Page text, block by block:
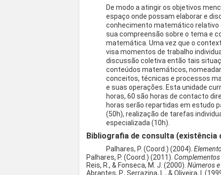
De modo a atingir os objetivos
espaço onde possam elaborar e
conhecimento matemático relativo
sua compreensão sobre o tema e
matemática. Uma vez que o
visa momentos de trabalho
discussão coletiva então tais
conteúdos matemáticos,
conceitos, técnicas e processos
e suas operações. Esta unidade
horas, 60 são horas de contacto
horas serão repartidas em estudo
(50h), realização de tarefas
especializada (10h).
Bibliografia de consulta
Palhares, P. (Coord.) (2004).
Palhares, P. (Coord.) (2011).
Reis, R., & Fonseca, M. J. (2000).Números
Abrantes, P., Serrazina, L., & Oliveira, I.